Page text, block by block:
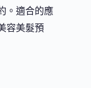
。適合的應
容美髮預